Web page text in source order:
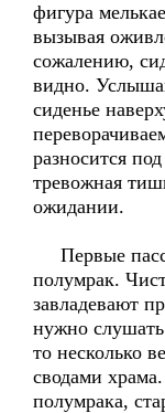
фигура
вызывая
сожалению,
видно.
сиденье
разносится
тревожная
ожидании.
Первые
полумрак.
завладевают
нужно
то несколько
сводами
полумрака,